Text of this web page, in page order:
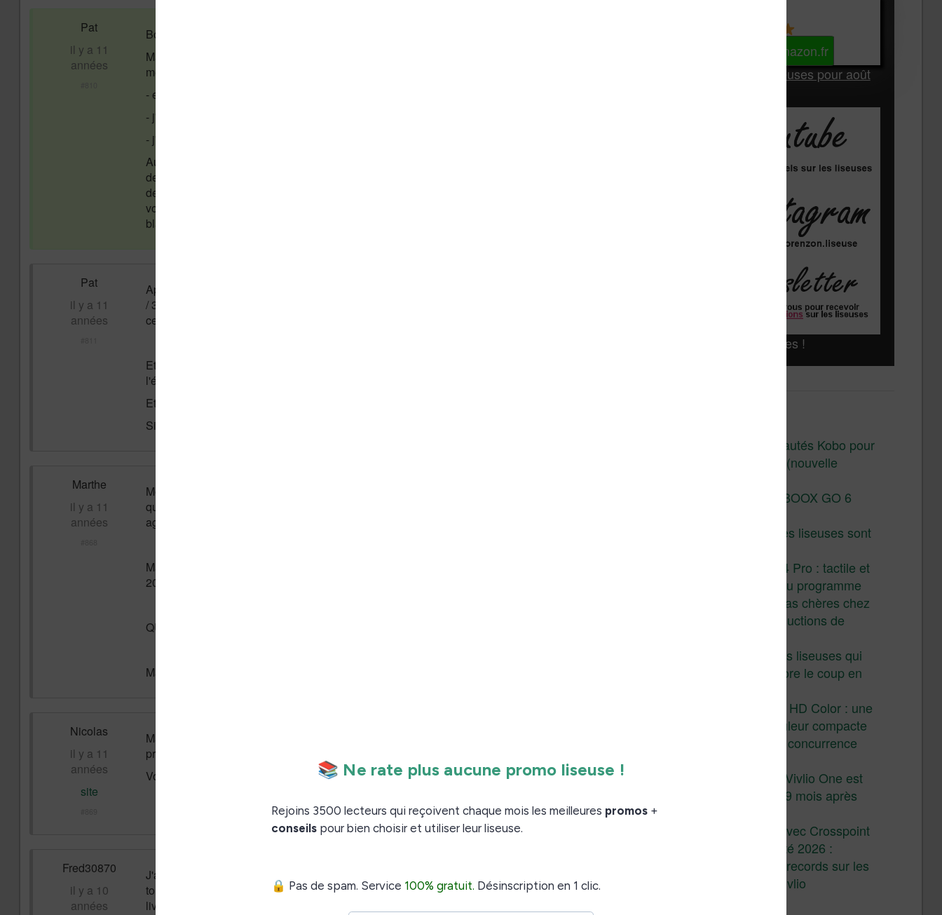
Pat
il y a 11
années
Bonjour,
Ma kobo aura H20 se bloque régulièrement depuis quelques semaines lorsqu'elle se
met en veille et que je ne l'utilise pas juste après (dans 10 / 20 mn) :
- elle a bien de la batterie : 100%
- j'arrive parfois à la débloquer en la branchant au PC
- j'arrive parfois à la débloquer avec la technique du trombone
Aujourd'hui, elle ne se débloque plus. Et puis franchement c'est super pratique pour lire
de devoir se balader avec son cable ou un trombone. Bref, je n'attends rien, je vais
devoir me taper le SAV pour un retour. Je viens juste écrire que je ne suis pas content et
vous déconseille de l'acheter. En plus c'est sensé être le haut de gamme étanche et bla
bla bla. J'aurais mieux fait de prendre Kindle ou de garder mes livres... Merci la Fnac.
Pat
il y a 11
années
Après m'être bien énervé avec le trombone + appui sur la touche power pendant 10 / 20
/ 30 secondes + avoir attendu 10 mn + recommencer + ... bref, j'ai réussi à débloquer
cette cochonnerie.
Et je pense avoir trouvé un palliatif : j'ai désactivé la mise en veille automatique avec
l'étui.
Et pour l'instant (avec 2h de retour d'expérience) cela semble fonctionner.
Si ça peut servir à quelqu'un...
Marthe
il y a 11
années
Moi aussi j'ai une kobo H2.0 depuis 10 mois . C'est plaisant quand ça fonctionne mais
quand ça plante et qu'il faut que tu prennes une aiguille pour la débloquer, ça devient
agaçant.
Mais là, ma kobo est vraiment plantée solide , plus rien a faire. On va me rembourser.
207.40$.
QUELLE LISEUSE ME CONSEILLEZ VOUS???
Marthe
Nicolas
il y a 11
années
site
Marthe, vous avez contacté le service après vente de Kobo pour leur faire part de votre
problème ?
Votre problème est assez étrange, je trouve que Kobo fait du bon matériel.
Fred30870
il y a 10
années
J'ai eu ce souci il y a quelques temps, et j'ai résolu le problème en appuyant sur la
touche "resset" avec un trombone. Ma liseuse s'est réinitialisée, et je n'ai perdu aucun
livre stocké.
Voir sur Amazon.fr
Les Meilleures liseuses pour août
Liseuses pas chères !
Les nouveautés Kobo pour
la fin 2026 (nouvelle
Test de la BOOX GO 6
Pourquoi les liseuses sont
XTEINK X4 Pro : tactile et
éclairage au programme
Liseuses pas chères chez
Vivlio – réductions de
3 anciennes liseuses qui
valent encore le coup en
Vivlio Light HD Color : une
liseuse couleur compacte
à prix défiant toute concurrence
La liseuse Vivlio One est
un succès 9 mois après
XTEINK X4 : test avec Crosspoint
Soldes d’été 2026 :
réductions records sur les
liseuses Kobo et Vivlio